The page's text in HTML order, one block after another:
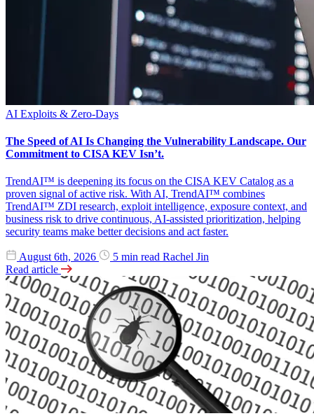
AI Exploits & Zero-Days
The Speed of AI Is Changing the Vulnerability Landscape. Our
Commitment to CISA KEV Isn’t.
TrendAI™ is deepening its focus on the CISA KEV Catalog as a
proven signal of active risk. With AI, TrendAI™ combines
TrendAI™ ZDI research, exploit intelligence, exposure context, and
business risk to drive continuous, AI-assisted prioritization, helping
security teams make better decisions and act faster.
August 6th, 2026 5 min read Rachel Jin
Read article